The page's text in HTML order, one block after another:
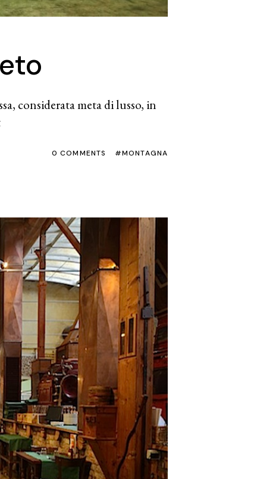
considerata meta di lusso, in
0 COMMENTS MONTAGNA